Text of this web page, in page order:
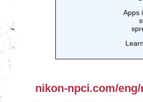
nikon-npci.com/eng/